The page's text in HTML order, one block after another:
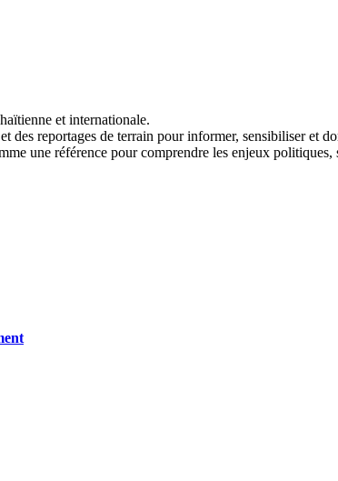
et internationale.
des reportages de terrain pour informer, sensibiliser et
une référence pour comprendre les enjeux